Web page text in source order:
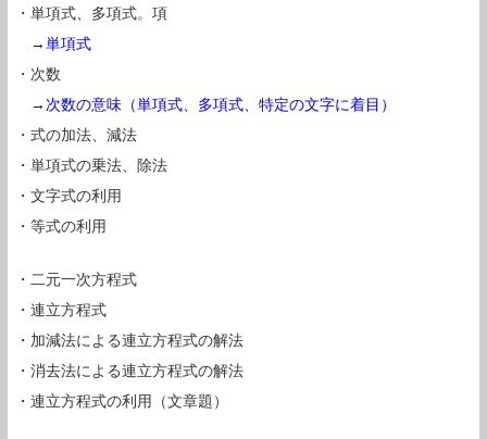
・単項式、多項式。項
→単項式
・次数
→次数の意味（単項式、多項式、特定の文字に着目）
・式の加法、減法
・単項式の乗法、除法
・文字式の利用
・等式の利用
・二元一次方程式
・連立方程式
・加減法による連立方程式の解法
・消去法による連立方程式の解法
・連立方程式の利用（文章題）